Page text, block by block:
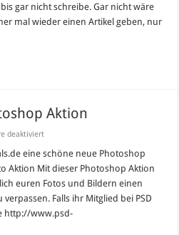
gar nicht schreibe. Gar nicht wäre
mal wieder einen Artikel geben, nur
Aktion
deaktiviertfür
Style
Photoshop
Aktion
eine schöne neue Photoshop
Aktion Mit dieser Photoshop Aktion
euren Fotos und Bildern einen
Falls ihr Mitglied bei PSD
http://www.psd-